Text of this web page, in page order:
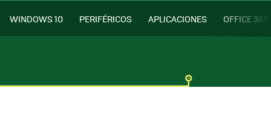
WINDOWS 10 PERIFÉRICOS APLICACIONES OFFICE 365